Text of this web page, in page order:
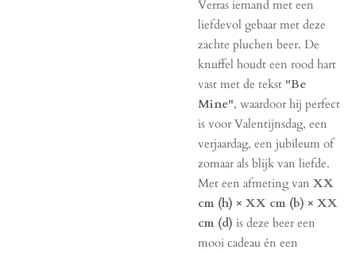
Verras iemand met een
liefdevol gebaar met deze
zachte pluchen beer. De
knuffel houdt een rood hart
vast met de tekst "Be
Mine", waardoor hij perfect
is voor Valentijnsdag, een
verjaardag, een jubileum of
zomaar als blijk van liefde.
Met een afmeting van XX
cm (h) × XX cm (b) × XX
cm (d) is deze beer een
mooi cadeau én een